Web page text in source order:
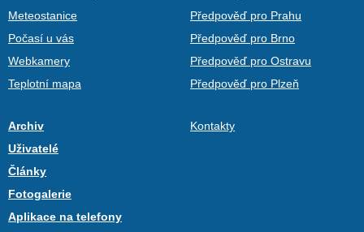
Meteostanice
Počasí u vás
Webkamery
Teplotní mapa
Předpověď pro Prahu
Předpověď pro Brno
Předpověď pro Ostravu
Předpověď pro Plzeň
Archiv
Uživatelé
Články
Fotogalerie
Aplikace na telefony
Kontakty